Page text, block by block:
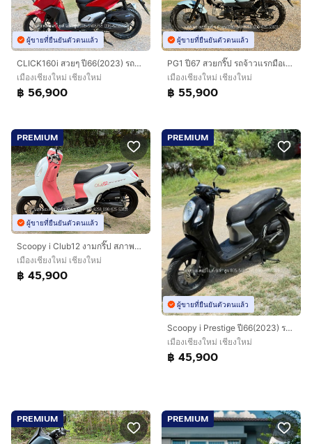
ผู้ขายที่ยืนยันตัวตนแล้ว
CLICK160i สวยๆ ปี66(2023) รถจ้าวแรกมือเดียว ดาวน์ 1900 ไม่ค้ำ ผ่อนสบายๆ จร้า
เมืองเชียงใหม่ เชียงใหม่
฿ 56,900
ผู้ขายที่ยืนยันตัวตนแล้ว
PG1 ปี67 สวยกริ๊ป รถจ้าวแรกมือเดียวออกห้าง ดาวน์ 3900 ไม่ใช้คนค้ำ ผ่อนสบายๆ จร้า
เมืองเชียงใหม่ เชียงใหม่
฿ 55,900
PREMIUM
ผู้ขายที่ยืนยันตัวตนแล้ว
Scoopy i Club12 งามกริ๊ป สภาพนางฟ้า รถปี67(2024) ฟรีดาวน์ ออกรถ 0 บาท ไม่ค้ำ ผ่อนสบายๆ จร้า
เมืองเชียงใหม่ เชียงใหม่
฿ 45,900
PREMIUM
ผู้ขายที่ยืนยันตัวตนแล้ว
Scoopy i Prestige ปี66(2023) รถสวย จ้าวแรกมือเดียวออกห้าง สภาพสวย เครื่องดี ฟรีดาวน์ ออกรถ 0 บาท ไม่ค้ำ ผ่อนสบายๆ จร้า
เมืองเชียงใหม่ เชียงใหม่
฿ 45,900
PREMIUM PREMIUM